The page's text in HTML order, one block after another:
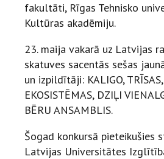
fakultāti, Rīgas Tehnisko
Kultūras akadēmiju.
23. maija vakarā uz Latvijas
skatuves sacentās sešas
un izpildītāji: KALIGO,
EKOSISTĒMAS, DZIĻI
BĒRU ANSAMBLIS.
Šogad konkursā pieteikušies
Latvijas Universitātes